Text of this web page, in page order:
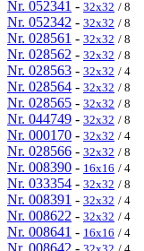
Nr. 052341 - 32x32 / 8
Nr. 052342 - 32x32 / 8
Nr. 028561 - 32x32 / 8
Nr. 028562 - 32x32 / 8
Nr. 028563 - 32x32 / 4
Nr. 028564 - 32x32 / 8
Nr. 028565 - 32x32 / 8
Nr. 044749 - 32x32 / 8
Nr. 000170 - 32x32 / 4
Nr. 028566 - 32x32 / 8
Nr. 008390 - 16x16 / 4
Nr. 033354 - 32x32 / 8
Nr. 008391 - 32x32 / 4
Nr. 008622 - 32x32 / 4
Nr. 008641 - 16x16 / 4
Nr. 008642 -